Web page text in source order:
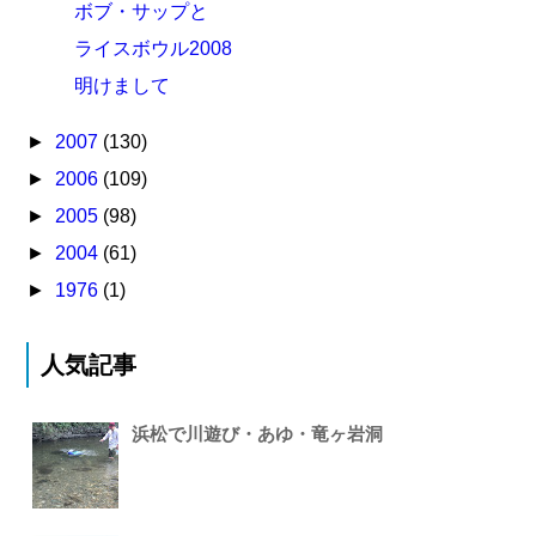
ボブ・サップと
ライスボウル2008
明けまして
► 2007 (130)
► 2006 (109)
► 2005 (98)
► 2004 (61)
► 1976 (1)
人気記事
浜松で川遊び・あゆ・竜ヶ岩洞